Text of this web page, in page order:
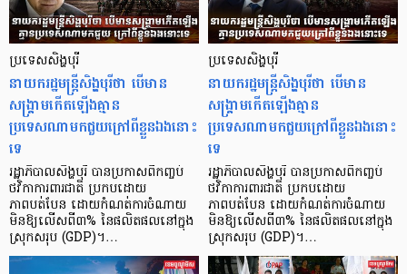
ប្រទេសសិង្ហបុរី
នាយករដ្ឋមន្ត្រីសិង្ហបុរីថា បើមាន
សង្គ្រាមកើតឡើងគ្មាន
ប្រទេសណាមកជួយក្រៅពីខ្លួនឯងនោះ
ទេ
រដ្ឋាភិបាលសិង្ហបុរី បានប្រកាសពីកញ្ចប់
ថវិកាការពារជាតិ ប្រកបដោយ
ភាពបត់បែន ដោយកំណត់ការចំណាយ
មិនឱ្យលើសពី៣% នៃផលិតផលនៅក្នុង
ស្រុកសរុប (GDP)។…
ប្រទេសសិង្ហបុរី
នាយករដ្ឋមន្ត្រីសិង្ហបុរីថា បើមាន
សង្គ្រាមកើតឡើងគ្មាន
ប្រទេសណាមកជួយក្រៅពីខ្លួនឯងនោះ
ទេ
រដ្ឋាភិបាលសិង្ហបុរី បានប្រកាសពីកញ្ចប់
ថវិកាការពារជាតិ ប្រកបដោយ
ភាពបត់បែន ដោយកំណត់ការចំណាយ
មិនឱ្យលើសពី៣% នៃផលិតផលនៅក្នុង
ស្រុកសរុប (GDP)។…